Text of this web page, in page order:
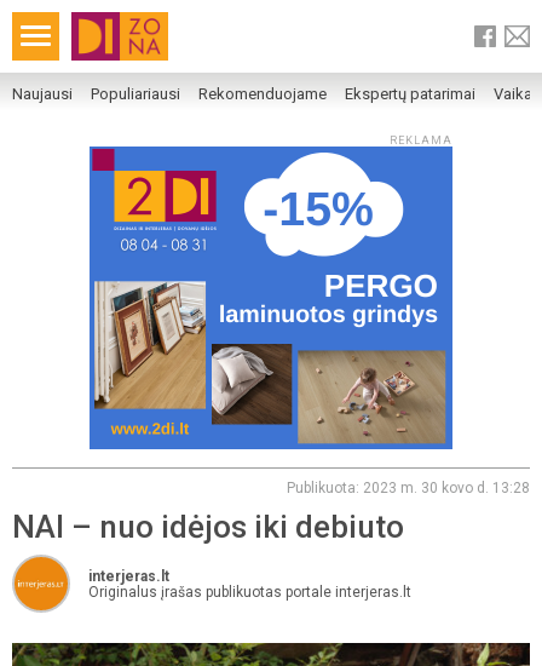
Naujausi Populiariausi Rekomenduojame Ekspertų patarimai
REKLAMA
Publikuota: 2023 m. 30 kovo d. 13:28
NAI – nuo idėjos iki debiuto
interjeras.lt
Originalus įrašas publikuotas portale interjeras.lt